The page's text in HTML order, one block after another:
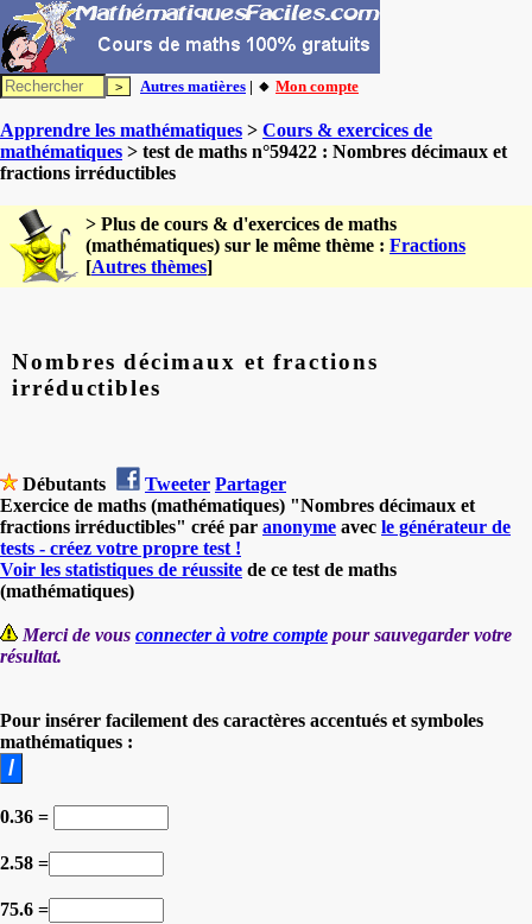
Autres matières | 🔸 Mon compte
Apprendre les mathématiques > Cours & exercices de
mathématiques > test de maths n°59422 : Nombres décimaux et
fractions irréductibles
> Plus de cours & d'exercices de maths
(mathématiques) sur le même thème : Fractions
[Autres thèmes]
Nombres décimaux et fractions
irréductibles
Débutants Tweeter Partager
Exercice de maths (mathématiques) "Nombres décimaux et
fractions irréductibles" créé par anonyme avec le générateur de
tests - créez votre propre test !
Voir les statistiques de réussite de ce test de maths
(mathématiques)
Merci de vous connecter à votre compte pour sauvegarder votre
résultat.
Pour insérer facilement des caractères accentués et symboles
mathématiques :
0.36 =
2.58 =
75.6 =